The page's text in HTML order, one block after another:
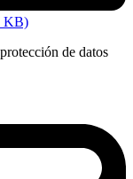
KB)
de datos